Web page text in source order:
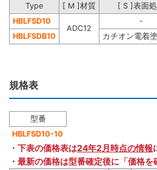
Type [ M ]材質
[ S ]表面
HBLFSD10
ADC12
-
HBLFSDB10
カチオン電着
規格表
型番
HBLFSD10-10
・下表の価格表は24年2月時点の情報
・最新の価格は型番確定後に「価格